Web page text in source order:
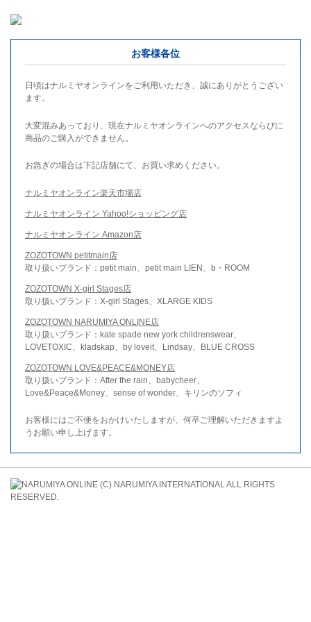
お客様各位
日頃はナルミヤオンラインをご利用いただき、誠にありがとうござい
ます。
大変混みあっており、現在ナルミヤオンラインへのアクセスならびに
商品のご購入ができません。
お急ぎの場合は下記店舗にて、お買い求めください。
ナルミヤオンライン楽天市場店
ナルミヤオンライン Yahoo!ショッピング店
ナルミヤオンライン Amazon店
ZOZOTOWN petitmain店
取り扱いブランド：petit main、petit main LIEN、b・ROOM
ZOZOTOWN X-girl Stages店
取り扱いブランド：X-girl Stages、XLARGE KIDS
ZOZOTOWN NARUMIYA ONLINE店
取り扱いブランド：kate spade new york childrenswear、
LOVETOXIC、kladskap、by loveit、Lindsay、BLUE CROSS
ZOZOTOWN LOVE&PEACE&MONEY店
取り扱いブランド：After the rain、babycheer、
Love&Peace&Money、sense of wonder、キリンのソフィ
お客様にはご不便をおかけいたしますが、何卒ご理解いただきますよ
うお願い申し上げます。